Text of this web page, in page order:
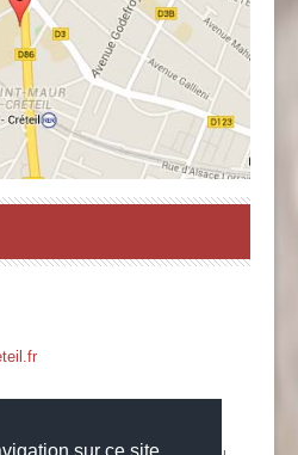
sur ce site,